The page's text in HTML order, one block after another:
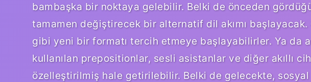
bambaşka bir noktaya gelebilir. Belki de önceden
tamamen değiştirecek bir alternatif dil akımı başlayacak.
gibi yeni bir formatı tercih etmeye başlayabilirler. Ya da
kullanılan prepositionlar, sesli asistanlar ve diğer akıllı
özelleştirilmiş hale getirilebilir. Belki de gelecekte,